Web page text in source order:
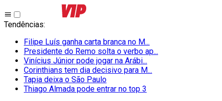
Tendências:
Filipe Luís ganha carta branca no M...
Presidente do Remo solta o verbo ap...
Vinícius Júnior pode jogar na Arábi...
Corinthians tem dia decisivo para M...
Tapia deixa o São Paulo
Thiago Almada pode entrar no top 3